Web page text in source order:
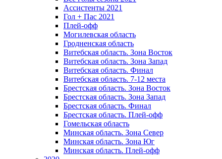
Ассистенты 2021
Гол + Пас 2021
Плей-офф
Могилевская область
Гродненская область
Витебская область. Зона Восток
Витебская область. Зона Запад
Витебская область. Финал
Витебская область. 7-12 места
Брестская область. Зона Восток
Брестская область. Зона Запад
Брестская область. Финал
Брестская область. Плей-офф
Гомельская область
Минская область. Зона Север
Минская область. Зона Юг
Минская область. Плей-офф